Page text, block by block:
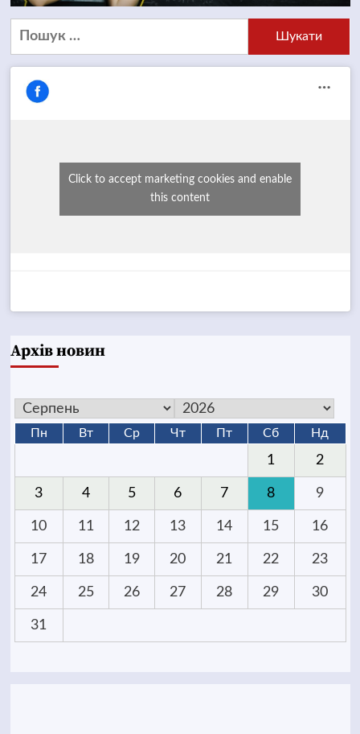
Пошук:
Click to accept marketing cookies and enable
this content
Архів новин
Пн Вт Ср Чт Пт Сб Нд
1 2
3 4 5 6 7 8 9
10 11 12 13 14 15 16
17 18 19 20 21 22 23
24 25 26 27 28 29 30
31